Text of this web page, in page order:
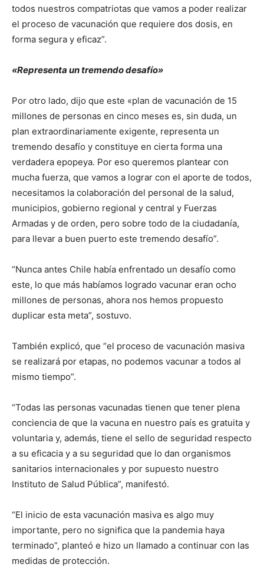
todos nuestros compatriotas que vamos a poder realizar
el proceso de vacunación que requiere dos dosis, en
forma segura y eficaz”.
«Representa un tremendo desafío»
Por otro lado, dijo que este «plan de vacunación de 15
millones de personas en cinco meses es, sin duda, un
plan extraordinariamente exigente, representa un
tremendo desafío y constituye en cierta forma una
verdadera epopeya. Por eso queremos plantear con
mucha fuerza, que vamos a lograr con el aporte de todos,
necesitamos la colaboración del personal de la salud,
municipios, gobierno regional y central y Fuerzas
Armadas y de orden, pero sobre todo de la ciudadanía,
para llevar a buen puerto este tremendo desafío”.
“Nunca antes Chile había enfrentado un desafío como
este, lo que más habíamos logrado vacunar eran ocho
millones de personas, ahora nos hemos propuesto
duplicar esta meta”, sostuvo.
También explicó, que “el proceso de vacunación masiva
se realizará por etapas, no podemos vacunar a todos al
mismo tiempo”.
“Todas las personas vacunadas tienen que tener plena
conciencia de que la vacuna en nuestro país es gratuita y
voluntaria y, además, tiene el sello de seguridad respecto
a su eficacia y a su seguridad que lo dan organismos
sanitarios internacionales y por supuesto nuestro
Instituto de Salud Pública”, manifestó.
“El inicio de esta vacunación masiva es algo muy
importante, pero no significa que la pandemia haya
terminado”, planteó e hizo un llamado a continuar con las
medidas de protección.